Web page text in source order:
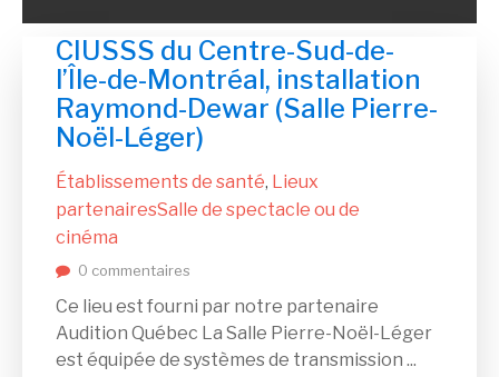
CIUSSS du Centre-Sud-de-
l’Île-de-Montréal, installation
Raymond-Dewar (Salle Pierre-
Noël-Léger)
Établissements de santé, Lieux
partenairesSalle de spectacle ou de
cinéma
0 commentaires
Ce lieu est fourni par notre partenaire
Audition Québec La Salle Pierre-Noël-Léger
est équipée de systèmes de transmission ...